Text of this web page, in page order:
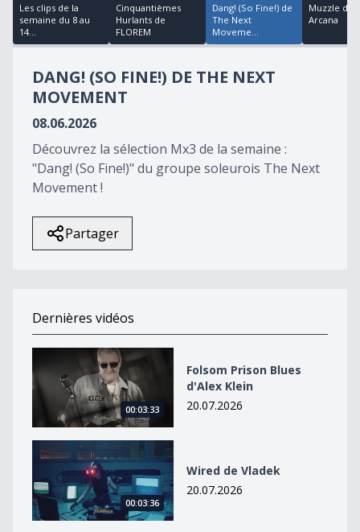
22
minutes,
47
seconds
Les clips de la
semaine du 8 au
14...
Cinquantièmes
Hurlants de
FLOREM
Dang! (So Fine!) de
The Next
Moveme...
Muzzle
Arcana
DANG! (SO FINE!) DE THE NEXT
MOVEMENT
08.06.2026
Découvrez la sélection Mx3 de la semaine :
"Dang! (So Fine!)" du groupe soleurois The Next
Movement !
Partager
Dernières vidéos
Folsom Prison Blues d&#039;Alex Klein
00:03:33
Folsom Prison Blues
d'Alex Klein
20.07.2026
Wired de Vladek
00:03:36
Wired de Vladek
20.07.2026